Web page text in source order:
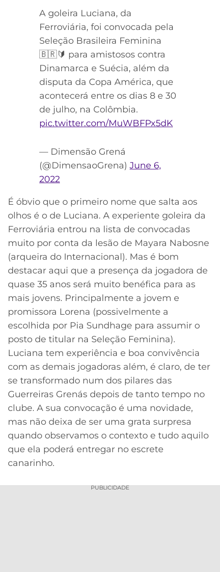
A goleira Luciana, da
Ferroviária, foi convocada pela
Seleção Brasileira Feminina
🇧🇷🔰 para amistosos contra
Dinamarca e Suécia, além da
disputa da Copa América, que
acontecerá entre os dias 8 e 30
de julho, na Colômbia.
pic.twitter.com/MuWBFPx5dK
— Dimensão Grená
(@DimensaoGrena) June 6,
2022
É óbvio que o primeiro nome que salta aos
olhos é o de Luciana. A experiente goleira da
Ferroviária entrou na lista de convocadas
muito por conta da lesão de Mayara Nabosne
(arqueira do Internacional). Mas é bom
destacar aqui que a presença da jogadora de
quase 35 anos será muito benéfica para as
mais jovens. Principalmente a jovem e
promissora Lorena (possivelmente a
escolhida por Pia Sundhage para assumir o
posto de titular na Seleção Feminina).
Luciana tem experiência e boa convivência
com as demais jogadoras além, é claro, de ter
se transformado num dos pilares das
Guerreiras Grenás depois de tanto tempo no
clube. A sua convocação é uma novidade,
mas não deixa de ser uma grata surpresa
quando observamos o contexto e tudo aquilo
que ela poderá entregar no escrete
canarinho.
PUBLICIDADE